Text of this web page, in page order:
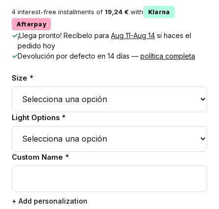
4 interest-free installments of 19,24 € with
Klarna
Afterpay
✓¡Llega pronto! Recíbelo para Aug 11-Aug 14 si haces el
pedido hoy
✓Devolución por defecto en 14 días — política completa
Size *
Light Options *
Custom Name *
+ Add personalization